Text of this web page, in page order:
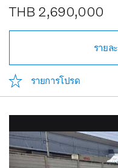
THB 2,690,000
รายล
รายการโปรด